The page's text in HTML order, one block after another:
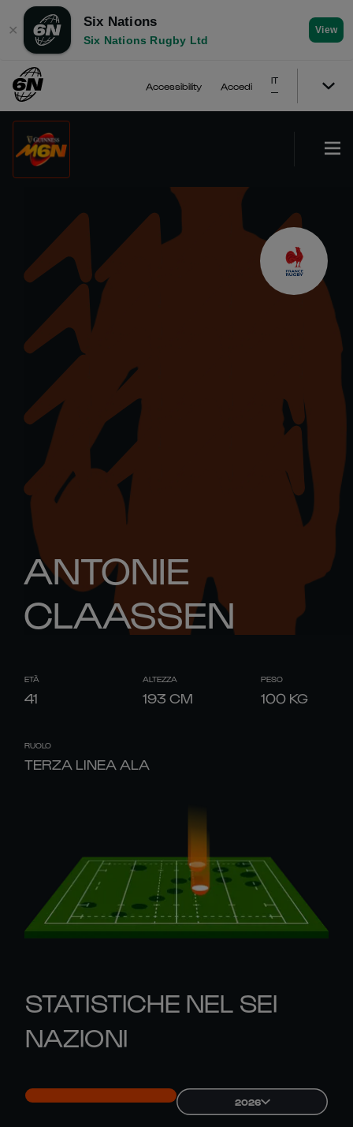
✕
Six Nations
Six Nations Rugby Ltd
View
Accessibility Accedi
IT
ANTONIE
CLAASSEN
ETÀ
41
ALTEZZA
193 CM
PESO
100 KG
RUOLO
TERZA LINEA ALA
STATISTICHE NEL SEI
NAZIONI
2026